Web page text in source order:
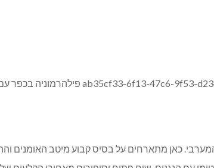
כאן מתארחים על בסיס קבוע מיטב האומנים